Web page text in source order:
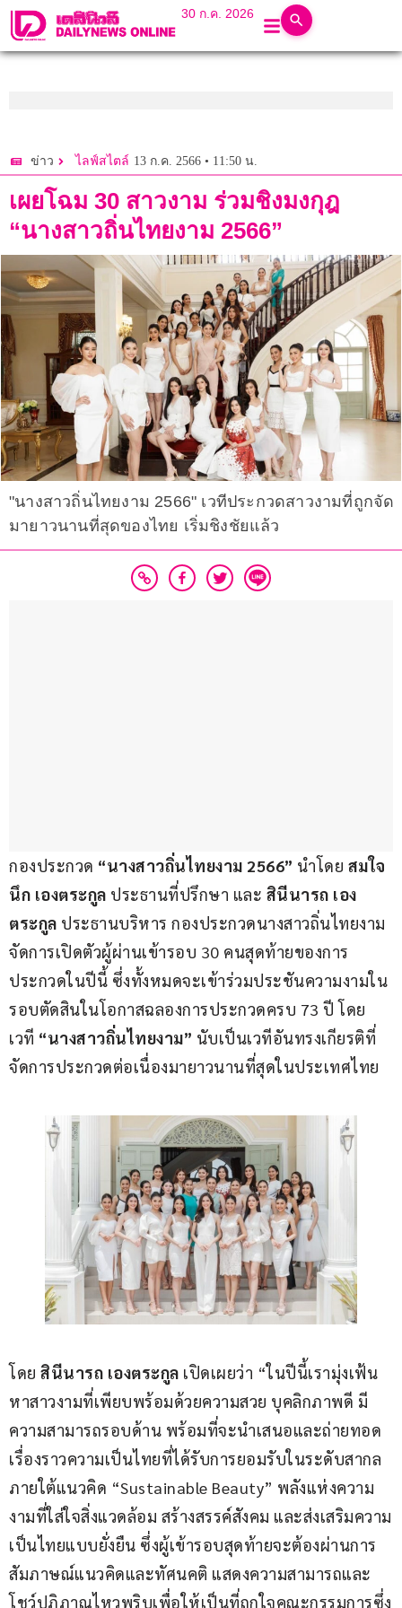
30 ก.ค. 2026
ข่าว ไลฟ์สไตล์ 13 ก.ค. 2566 • 11:50 น.
เผยโฉม 30 สาวงาม ร่วมชิงมงกุฎ
“นางสาวถิ่นไทยงาม 2566”
"นางสาวถิ่นไทยงาม 2566" เวทีประกวดสาวงามที่ถูกจัด
มายาวนานที่สุดของไทย เริ่มชิงชัยแล้ว
กองประกวด “นางสาวถิ่นไทยงาม 2566” นำโดย สมใจ
นึก เองตระกูล ประธานที่ปรึกษา และ สินีนารถ เอง
ตระกูล ประธานบริหาร กองประกวดนางสาวถิ่นไทยงาม
จัดการเปิดตัวผู้ผ่านเข้ารอบ 30 คนสุดท้ายของการ
ประกวดในปีนี้ ซึ่งทั้งหมดจะเข้าร่วมประชันความงามใน
รอบตัดสินในโอกาสฉลองการประกวดครบ 73 ปี โดย
เวที “นางสาวถิ่นไทยงาม” นับเป็นเวทีอันทรงเกียรติที่
จัดการประกวดต่อเนื่องมายาวนานที่สุดในประเทศไทย
โดย สินีนารถ เองตระกูล เปิดเผยว่า “ในปีนี้เรามุ่งเฟ้น
หาสาวงามที่เพียบพร้อมด้วยความสวย บุคลิกภาพดี มี
ความสามารถรอบด้าน พร้อมที่จะนำเสนอและถ่ายทอด
เรื่องราวความเป็นไทยที่ได้รับการยอมรับในระดับสากล
ภายใต้แนวคิด “Sustainable Beauty” พลังแห่งความ
งามที่ใส่ใจสิ่งแวดล้อม สร้างสรรค์สังคม และส่งเสริมความ
เป็นไทยแบบยั่งยืน ซึ่งผู้เข้ารอบสุดท้ายจะต้องผ่านการ
สัมภาษณ์แนวคิดและทัศนคติ แสดงความสามารถและ
โชว์ปฏิภาณไหวพริบเพื่อให้เป็นที่ถูกใจคณะกรรมการซึ่ง